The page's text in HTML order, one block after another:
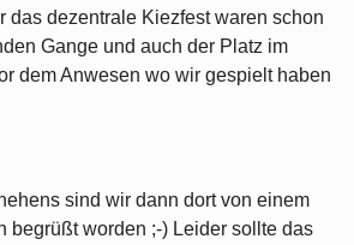
das dezentrale Kiezfest waren schon
Gange und auch der Platz im
dem Anwesen wo wir gespielt haben
sind wir dann dort von einem
begrüßt worden ;-) Leider sollte das